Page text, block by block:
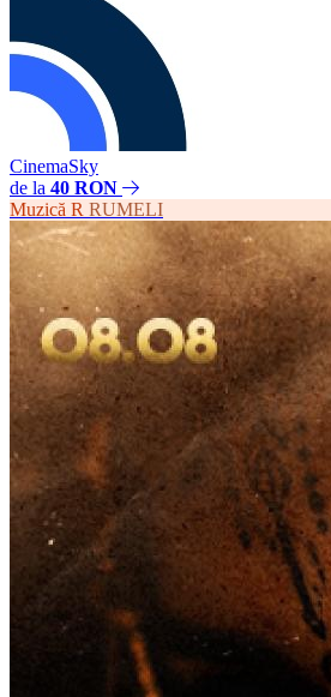
CinemaSky
de la 40 RON
Muzică R RUMELI